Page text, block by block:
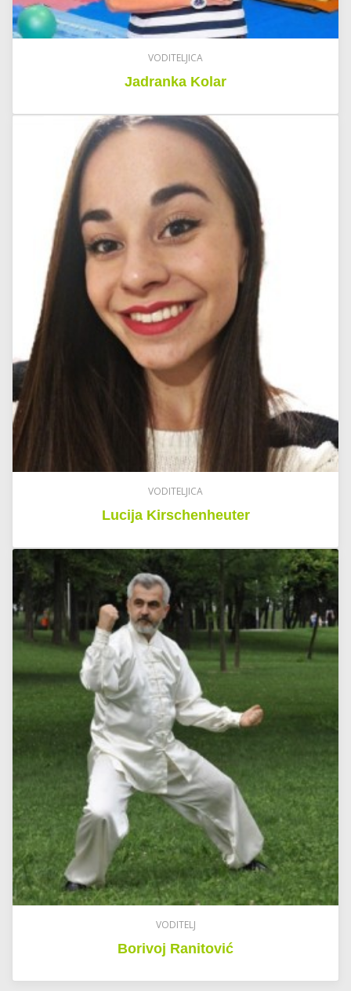
VODITELJICA
Jadranka Kolar
VODITELJICA
Lucija Kirschenheuter
VODITELJ
Borivoj Ranitović